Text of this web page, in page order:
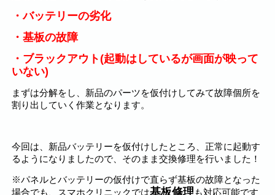
・バッテリーの劣化
・基板の故障
・ブラックアウト(起動はしているが画面が映って
いない)
まずは分解をし、新品のパーツを仮付けしてみて故障個所を
割り出していく作業となります。
今回は、新品バッテリーを仮付けしたところ、正常に起動す
るようになりましたので、そのまま交換修理を行いました！
※パネルとバッテリーの仮付けで直らず基板の故障となった
場合でも、スマホクリニックでは基板修理も対応可能です